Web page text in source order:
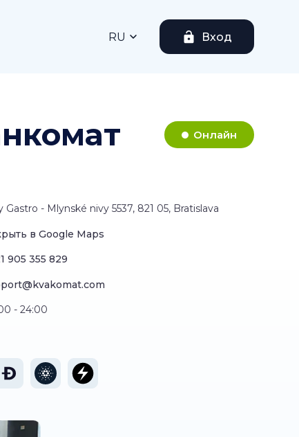
RU Вход
Онлайн
Gastro - Mlynské nivy 5537, 821 05, Bratislava
в Google Maps
905 355 829
- 24:00